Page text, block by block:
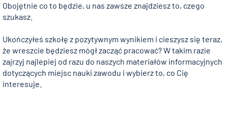
Obojętnie co to będzie, u nas zawsze znajdziesz to, czego
szukasz.
Ukończyłeś szkołę z pozytywnym wynikiem i cieszysz się teraz,
że wreszcie będziesz mógł zacząć pracować? W takim razie
zajrzyj najlepiej od razu do naszych materiałów informacyjnych
dotyczących miejsc nauki zawodu i wybierz to, co Cię
interesuje.